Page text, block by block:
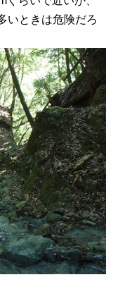
いときは危険だろ